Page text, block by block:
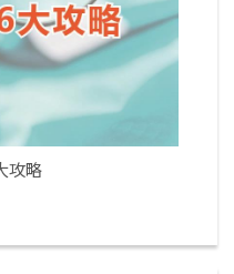
攻略